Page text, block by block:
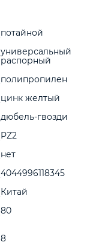
потайной
универсальный
распорный
полипропилен
цинк желтый
дюбель-гвозди
PZ2
нет
4044996118345
Китай
80
8